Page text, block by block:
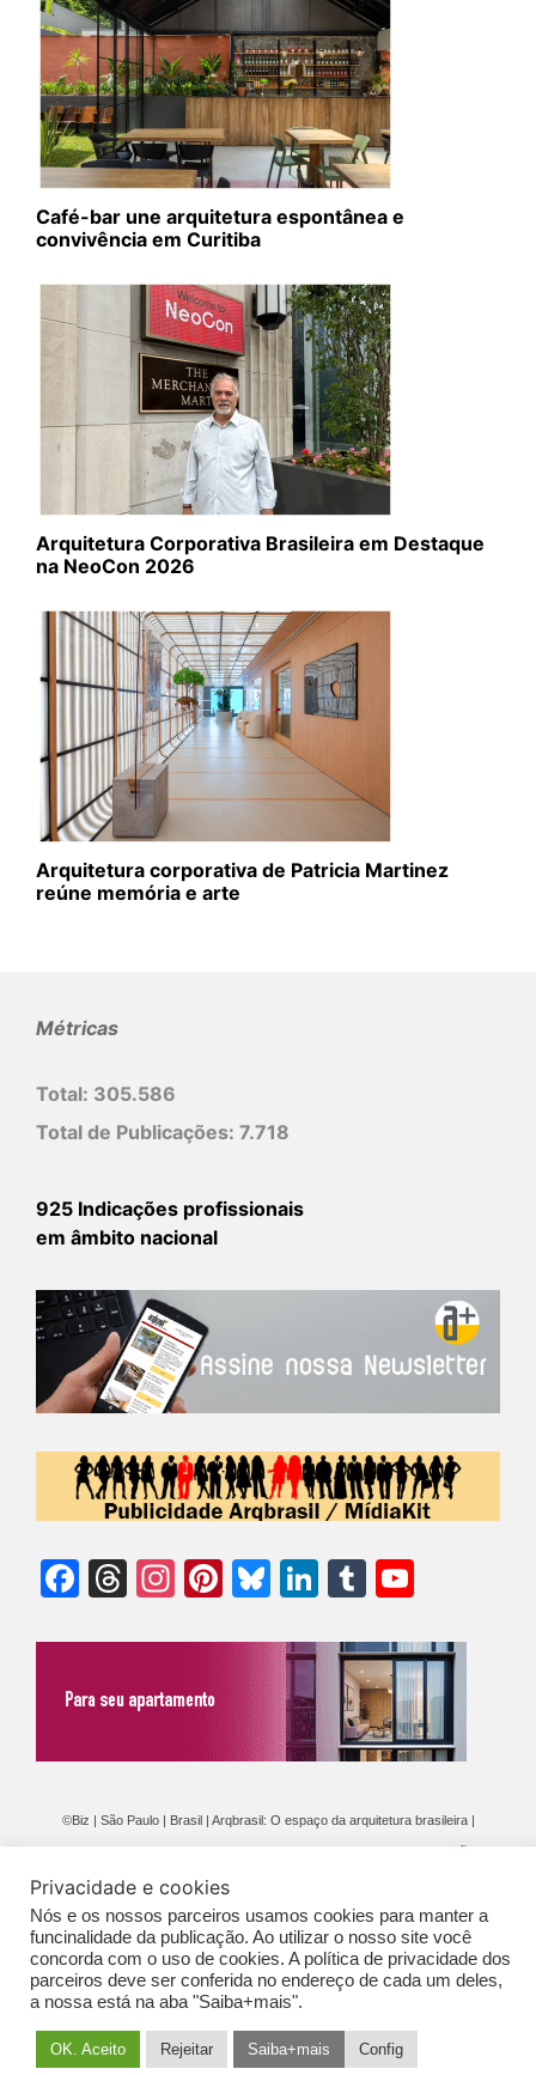
Café-bar une arquitetura espontânea e
convivência em Curitiba
Arquitetura Corporativa Brasileira em Destaque
na NeoCon 2026
Arquitetura corporativa de Patricia Martinez
reúne memória e arte
Métricas
Total: 305.586
Total de Publicações: 7.718
925 Indicações profissionais
em âmbito nacional
Facebook
Threads
Instagram
Pinterest
Bluesky
LinkedIn
Tumblr
©Biz | São Paulo | Brasil | Arqbrasil: O espaço da arquitetura brasileira |
GERAIS DE PUBLICAÇÃO (CGP
Privacidade e cookies
Nós e os nossos parceiros usamos cookies para manter a
funcinalidade da publicação. Ao utilizar o nosso site você
concorda com o uso de cookies. A política de privacidade dos
parceiros deve ser conferida no endereço de cada um deles,
a nossa está na aba "Saiba+mais".
OK. Aceito Rejeitar Saiba+mais Config